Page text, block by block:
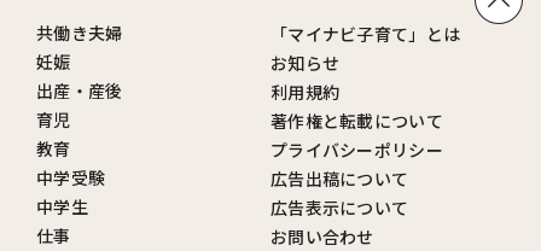
共働き夫婦
妊娠
出産・産後
育児
教育
中学受験
中学生
仕事
「マイナビ子育て」とは
お知らせ
利用規約
著作権と転載について
プライバシーポリシー
広告出稿について
広告表示について
お問い合わせ